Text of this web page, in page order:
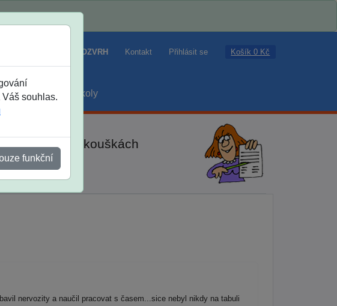
ROZVRH Kontakt Přihlásit se Košík 0 Kč
prázdniny školy
přijímacích zkouškách
souhlas.
funkční
nervozity a naučil pracovat s časem...sice nebyl nikdy na tabuli